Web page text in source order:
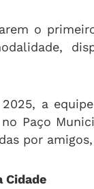
o
a
Paço
por
Cidade